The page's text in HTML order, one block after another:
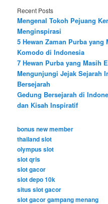
Recent Posts
Mengenal Tokoh Pejuang
Menginspirasi
5 Hewan Zaman Purba
Komodo di Indonesia
7 Hewan Purba yang Masih
Mengunjungi Jejak Sejarah
Bersejarah
Gedung Bersejarah di
dan Kisah Inspiratif
bonus new member
thailand slot
olympus slot
slot qris
slot gacor
slot depo 10k
situs slot gacor
slot gacor gampang menang